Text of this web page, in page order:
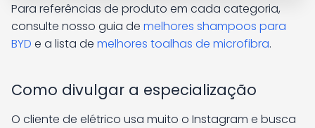
Para referências de produto em cada categoria,
consulte nosso guia de melhores shampoos para
BYD e a lista de melhores toalhas de microfibra.
Como divulgar a especialização
O cliente de elétrico usa muito o Instagram e busca